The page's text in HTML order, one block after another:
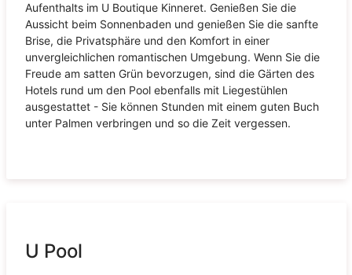
Aufenthalts im U Boutique Kinneret. Genießen Sie die
Aussicht beim Sonnenbaden und genießen Sie die sanfte
Brise, die Privatsphäre und den Komfort in einer
unvergleichlichen romantischen Umgebung. Wenn Sie die
Freude am satten Grün bevorzugen, sind die Gärten des
Hotels rund um den Pool ebenfalls mit Liegestühlen
ausgestattet - Sie können Stunden mit einem guten Buch
unter Palmen verbringen und so die Zeit vergessen.
U Pool